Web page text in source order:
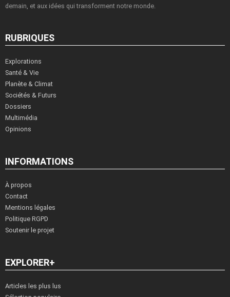
demain, et aux idées qui transforment notre monde.
RUBRIQUES
Explorations
Santé & Vie
Planète & Climat
Sociétés & Futurs
Dossiers
Multimédia
Opinions
INFORMATIONS
À propos
Contact
Mentions légales
Politique RGPD
Soutenir le projet
EXPLORER+
Articles les plus lus